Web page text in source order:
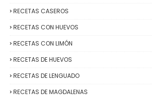
RECETAS CASEROS
RECETAS CON HUEVOS
RECETAS CON LIMÓN
RECETAS DE HUEVOS
RECETAS DE LENGUADO
RECETAS DE MAGDALENAS